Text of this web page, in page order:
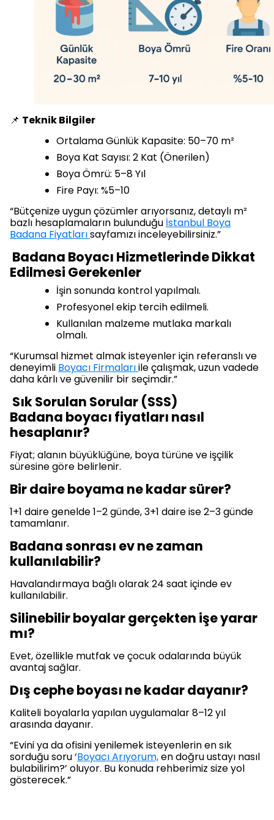
📌 Teknik Bilgiler
Ortalama Günlük Kapasite: 50–70 m²
Boya Kat Sayısı: 2 Kat (Önerilen)
Boya Ömrü: 5–8 Yıl
Fire Payı: %5–10
“Bütçenize uygun çözümler arıyorsanız, detaylı m²
bazlı hesaplamaların bulunduğu İstanbul Boya
Badana Fiyatlarısayfamızı inceleyebilirsiniz.”
Badana Boyacı Hizmetlerinde Dikkat
Edilmesi Gerekenler
İşin sonunda kontrol yapılmalı.
Profesyonel ekip tercih edilmeli.
Kullanılan malzeme mutlaka markalı
olmalı.
“Kurumsal hizmet almak isteyenler için referanslı ve
deneyimli Boyacı Firmalarıile çalışmak, uzun vadede
daha kârlı ve güvenilir bir seçimdir.”
Sık Sorulan Sorular (SSS)
Badana boyacı fiyatları nasıl
hesaplanır?
Fiyat; alanın büyüklüğüne, boya türüne ve işçilik
süresine göre belirlenir.
Bir daire boyama ne kadar sürer?
1+1 daire genelde 1–2 günde, 3+1 daire ise 2–3 günde
tamamlanır.
Badana sonrası ev ne zaman
kullanılabilir?
Havalandırmaya bağlı olarak 24 saat içinde ev
kullanılabilir.
Silinebilir boyalar gerçekten işe yarar
mı?
Evet, özellikle mutfak ve çocuk odalarında büyük
avantaj sağlar.
Dış cephe boyası ne kadar dayanır?
Kaliteli boyalarla yapılan uygulamalar 8–12 yıl
arasında dayanır.
“Evini ya da ofisini yenilemek isteyenlerin en sık
sorduğu soru ‘Boyacı Arıyorum,en doğru ustayı nasıl
bulabilirim?’ oluyor. Bu konuda rehberimiz size yol
gösterecek.”